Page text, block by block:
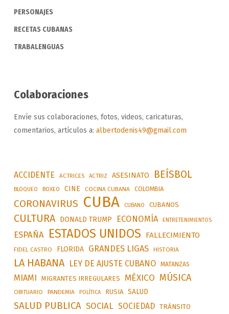
PERSONAJES
RECETAS CUBANAS
TRABALENGUAS
Colaboraciones
Envíe sus colaboraciones, fotos, videos, caricaturas,
comentarios, artículos a: albertodenis49@gmail.com
ACCIDENTE ACTRICES ACTRIZ ASESINATO BEÍSBOL
BLOQUEO BOXEO CINE COCINA CUBANA COLOMBIA
CORONAVIRUS CUBA CUBANO CUBANOS
CULTURA DONALD TRUMP ECONOMÍA ENTRETENIMIENTOS
ESPAÑA ESTADOS UNIDOS FALLECIMIENTO
FIDEL CASTRO FLORIDA GRANDES LIGAS HISTORIA
LA HABANA LEY DE AJUSTE CUBANO MATANZAS
MIAMI MIGRANTES IRREGULARES MÉXICO MÚSICA
OBITUARIO PANDEMIA POLÍTICA RUSIA SALUD
SALUD PUBLICA SOCIAL SOCIEDAD TRÁNSITO